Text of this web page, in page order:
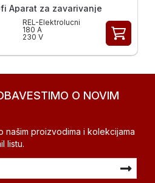
Aparat za zavarivanje
REL-Elektrolucni
180 A
230 V
O NOVIM
našim proizvodima i kolekcijama
listu.